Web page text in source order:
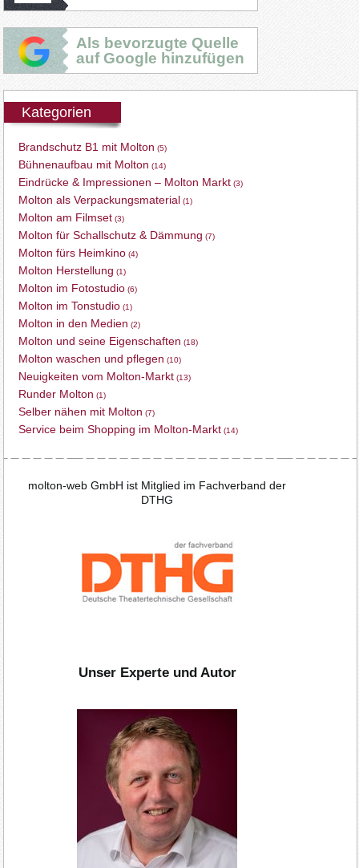
Als bevorzugte Quelle
auf Google hinzufügen
Kategorien
Brandschutz B1 mit Molton (5)
Bühnenaufbau mit Molton (14)
Eindrücke & Impressionen – Molton Markt (3)
Molton als Verpackungsmaterial (1)
Molton am Filmset (3)
Molton für Schallschutz & Dämmung (7)
Molton fürs Heimkino (4)
Molton Herstellung (1)
Molton im Fotostudio (6)
Molton im Tonstudio (1)
Molton in den Medien (2)
Molton und seine Eigenschaften (18)
Molton waschen und pflegen (10)
Neuigkeiten vom Molton-Markt (13)
Runder Molton (1)
Selber nähen mit Molton (7)
Service beim Shopping im Molton-Markt (14)
molton-web GmbH ist Mitglied im Fachverband der
DTHG
Unser Experte und Autor